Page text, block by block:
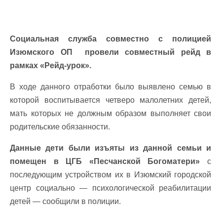
Социальная служба совместно с полицией
Изюмского ОП провели совместный рейд в
рамках «Рейд-урок».
В ходе данного отработки было выявлено семью в
которой воспитывается четверо малолетних детей,
мать которых не должным образом выполняет свои
родительские обязанности.
Данные дети были изъяты из данной семьи и
помещен в ЦГБ «Песчанской Богоматери» с
последующим устройством их в Изюмский городской
центр социально — психологической реабилитации
детей — сообщили в полиции.